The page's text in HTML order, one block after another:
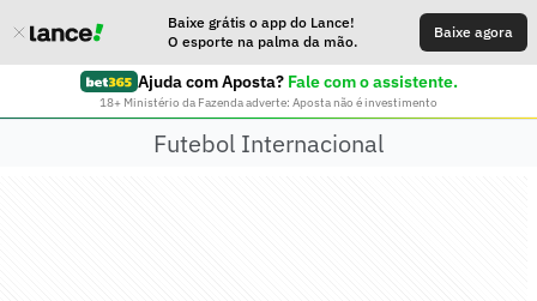
Baixe grátis o app do Lance!
O esporte na palma da mão.
Baixe agora
Ajuda com Aposta? Fale com o assistente.
18+ Ministério da Fazenda adverte: Aposta não é investimento
Futebol Internacional